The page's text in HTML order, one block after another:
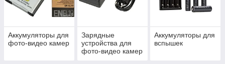
Аккумуляторы для
фото-видео камер
Зарядные
устройства для
фото-видео камер
Аккумуляторы для
вспышек